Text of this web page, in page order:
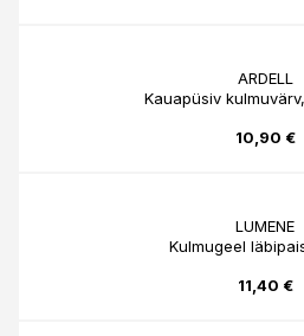
ARDELL
Kauapüsiv
10,90 €
LUMENE
Kulmugeel
11,40 €